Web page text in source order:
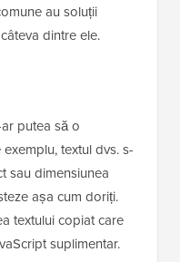
au soluții
dintre ele.
putea să o
textul dvs. s-
sau dimensiunea
așa cum doriți.
textului copiat care
suplimentar.